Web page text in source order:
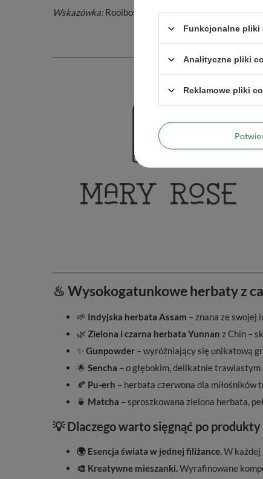
Wskazówka:Rooibos nadaje się do wielokrotnego
♨ Wysokogatunkowe herbaty z
🌱 Indyjska herbata Assam – znana ze swojej
🌿 Zielona i czarna herbata Yunnan z Chin –
✨Gunpowder – wyróżniający się unikatową
🌟 Sencha – o głębokim, delikatnie trawiastym
🍂 Pu-erh – herbata czerwona dla miłośników
🍵 Matcha – sproszkowana zielona herbata,
💡 Dlaczego warto sięgnąć po produkty
🌍 Esencja świata w jednej filiżance.W każdej
🎨 Kreatywne mieszanki.Wyrafinowane
Funkcjonalne pliki
Analityczne pliki
Reklamowe pliki